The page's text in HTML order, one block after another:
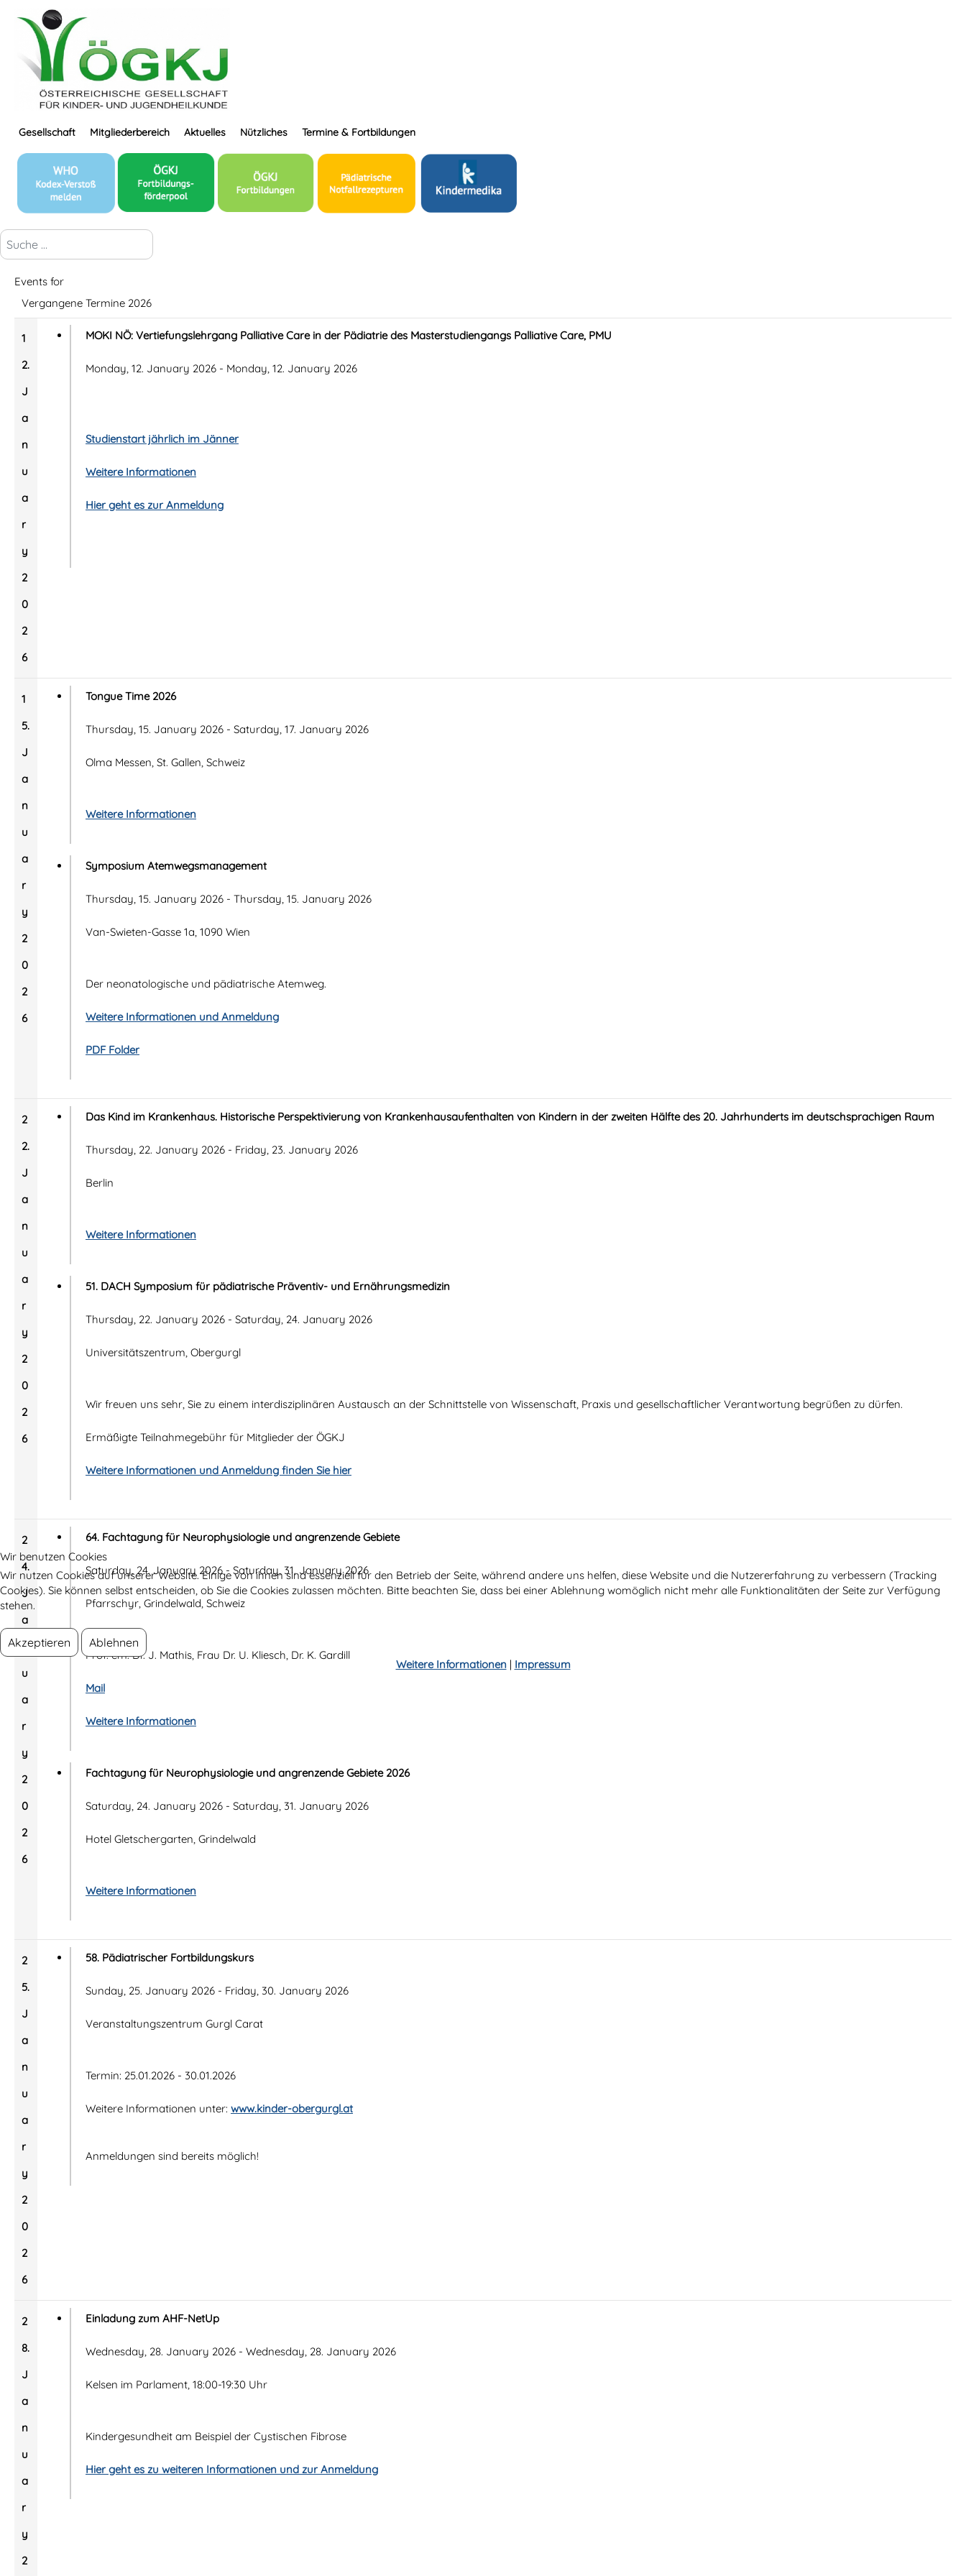
Gesellschaft Mitgliederbereich Aktuelles Nützliches Termine & Fortbildungen
suchen...
Events for
Vergangene Termine 2026
1
2.
J
a
n
u
a
r
y
2
0
2
6
MOKI NÖ: Vertiefungslehrgang Palliative Care in der Pädiatrie des Masterstudiengangs Palliative Care, PMU
Monday, 12. January 2026 - Monday, 12. January 2026
Studienstart jährlich im Jänner
Weitere Informationen
Hier geht es zur Anmeldung
1
5.
J
a
n
u
a
r
y
2
0
2
6
Tongue Time 2026
Thursday, 15. January 2026 - Saturday, 17. January 2026
Olma Messen, St. Gallen, Schweiz
Weitere Informationen
Symposium Atemwegsmanagement
Thursday, 15. January 2026 - Thursday, 15. January 2026
Van-Swieten-Gasse 1a, 1090 Wien
Der neonatologische und pädiatrische Atemweg.
Weitere Informationen und Anmeldung
PDF Folder
2
2.
J
a
n
u
a
r
y
2
0
2
6
Das Kind im Krankenhaus. Historische Perspektivierung von Krankenhausaufenthalten von Kindern in der zweiten Hälfte des 20. Jahrhunderts im deutschsprachigen Raum
Thursday, 22. January 2026 - Friday, 23. January 2026
Berlin
Weitere Informationen
51. DACH Symposium für pädiatrische Präventiv- und Ernährungsmedizin
Thursday, 22. January 2026 - Saturday, 24. January 2026
Universitätszentrum, Obergurgl
Wir freuen uns sehr, Sie zu einem interdisziplinären Austausch an der Schnittstelle von Wissenschaft, Praxis und gesellschaftlicher Verantwortung begrüßen zu dürfen.
Ermäßigte Teilnahmegebühr für Mitglieder der ÖGKJ
Weitere Informationen und Anmeldung finden Sie hier
2
4.
J
a
n
u
a
r
y
2
0
2
6
64. Fachtagung für Neurophysiologie und angrenzende Gebiete
Saturday, 24. January 2026 - Saturday, 31. January 2026
Pfarrschyr, Grindelwald, Schweiz
Prof. em. Dr. J. Mathis, Frau Dr. U. Kliesch, Dr. K. Gardill
Mail
Weitere Informationen
Fachtagung für Neurophysiologie und angrenzende Gebiete 2026
Saturday, 24. January 2026 - Saturday, 31. January 2026
Hotel Gletschergarten, Grindelwald
Weitere Informationen
2
5.
J
a
n
u
a
r
y
2
0
2
6
58. Pädiatrischer Fortbildungskurs
Sunday, 25. January 2026 - Friday, 30. January 2026
Veranstaltungszentrum Gurgl Carat
Termin: 25.01.2026 - 30.01.2026
Weitere Informationen unter: www.kinder-obergurgl.at
Anmeldungen sind bereits möglich!
2
8.
J
a
n
u
a
r
y
2
Einladung zum AHF-NetUp
Wednesday, 28. January 2026 - Wednesday, 28. January 2026
Kelsen im Parlament, 18:00-19:30 Uhr
Kindergesundheit am Beispiel der Cystischen Fibrose
Hier geht es zu weiteren Informationen und zur Anmeldung
Wir benutzen Cookies
Wir nutzen Cookies auf unserer Website. Einige von ihnen sind essenziell für den Betrieb der Seite, während andere uns helfen, diese Website und die Nutzererfahrung zu verbessern (Tracking
Cookies). Sie können selbst entscheiden, ob Sie die Cookies zulassen möchten. Bitte beachten Sie, dass bei einer Ablehnung womöglich nicht mehr alle Funktionalitäten der Seite zur Verfügung
stehen.
Akzeptieren Ablehnen
Weitere Informationen| Impressum